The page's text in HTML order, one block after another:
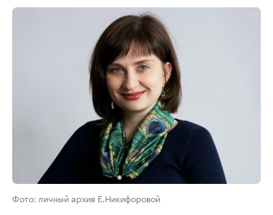
Фото: личный архив Е.Никифоровой